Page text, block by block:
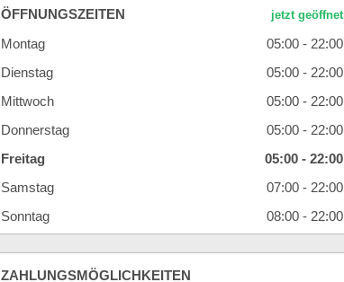
ÖFFNUNGSZEITEN
Montag
05:00 - 22:00
Dienstag
05:00 - 22:00
Mittwoch
05:00 - 22:00
Donnerstag
05:00 - 22:00
Freitag
05:00 - 22:00
Samstag
07:00 - 22:00
Sonntag
08:00 - 22:00
ZAHLUNGSMÖGLICHKEITEN